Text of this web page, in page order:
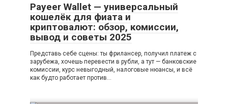
Payeer Wallet — универсальный
кошелёк для фиата и
криптовалют: обзор, комиссии,
вывод и советы 2025
Представь себе сцены: ты фрилансер, получил платеж с
зарубежа, хочешь перевести в рубли, а тут — банковские
комиссии, курс невыгодный, налоговые нюансы, и всё
как будто работает против…